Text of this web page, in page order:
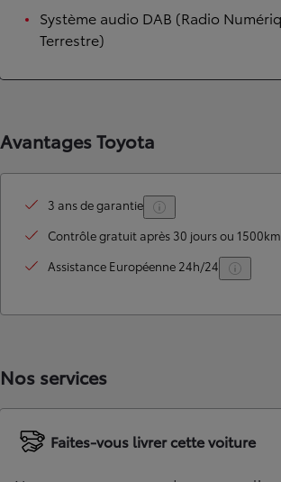
Système audio DAB (Radio
Terrestre)
Avantages Toyota
3 ans de garantie
Contrôle gratuit après 30 jours ou 1500km
Assistance Européenne 24h/24
Nos services
Faites-vous livrer cette voiture